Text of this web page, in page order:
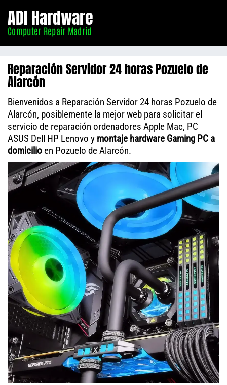
Madrid
ADI Hardware
Computer Repair Madrid
Reparación Servidor 24 horas Pozuelo de
Alarcón
Bienvenidos a Reparación Servidor 24 horas Pozuelo de
Alarcón, posiblemente la mejor web para solicitar el
servicio de reparación ordenadores Apple Mac, PC
ASUS Dell HP Lenovo y montaje hardware Gaming PC a
domicilio en Pozuelo de Alarcón.